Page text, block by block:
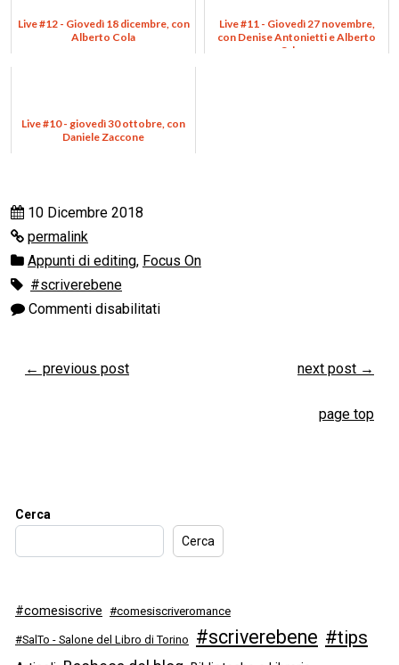
Live #12 - Giovedì 18 dicembre, con
Alberto Cola
Live #11 - Giovedì 27 novembre,
con Denise Antonietti e Alberto
Odone
Live #10 - giovedì 30 ottobre, con
Daniele Zaccone
10 Dicembre 2018
permalink
Appunti di editing, Focus On
#scriverebene
Commenti disabilitati
← previous post next post →
page top
Cerca
Cerca
#comesiscrive #comesiscriveromance
#SalTo - Salone del Libro di Torino #scriverebene #tips